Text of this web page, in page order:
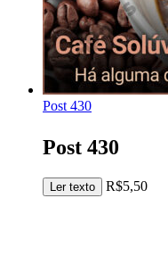
Post 430
Post 430
Ler texto R$5,50